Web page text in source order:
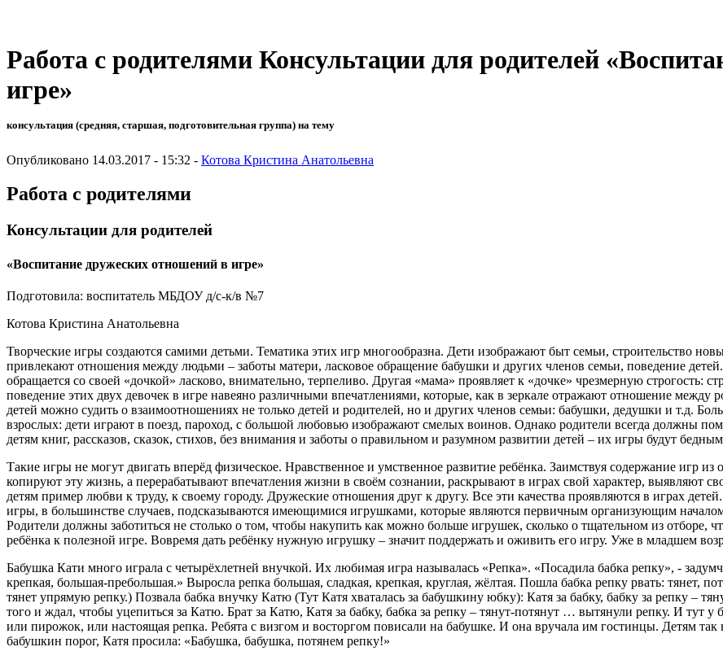
Работа с родителями Консультации для родителей
игре»
консультация (средняя, старшая, подготовительная группа) на тему
Опубликовано 14.03.2017 - 15:32 - Котова Кристина Анатольевна
Работа с родителями
Консультации для родителей
«Воспитание дружеских отношений в игре»
Подготовила: воспитатель МБДОУ д/с-к/в №7
Котова Кристина Анатольевна
Творческие игры создаются самими детьми. Тематика этих игр многообразна. Дети изображают быт семьи, строительство
привлекают отношения между людьми – заботы матери, ласковое обращение бабушки и других членов семьи, поведение
обращается со своей «дочкой» ласково, внимательно, терпеливо. Другая «мама» проявляет к «дочке» чрезмерную строгость:
поведение этих двух девочек в игре навеяно различными впечатлениями, которые, как в зеркале отражают отношение между
детей можно судить о взаимоотношениях не только детей и родителей, но и других членов семьи: бабушки, дедушки и т.д.
взрослых: дети играют в поезд, пароход, с большой любовью изображают смелых воинов. Однако родители всегда должны
детям книг, рассказов, сказок, стихов, без внимания и заботы о правильном и разумном развитии детей – их игры будут
Такие игры не могут двигать вперёд физическое. Нравственное и умственное развитие ребёнка. Заимствуя содержание игр
копируют эту жизнь, а перерабатывают впечатления жизни в своём сознании, раскрывают в играх свой характер, выявляют
детям пример любви к труду, к своему городу. Дружеские отношения друг к другу. Все эти качества проявляются в играх
игры, в большинстве случаев, подсказываются имеющимися игрушками, которые являются первичным организующим
Родители должны заботиться не столько о том, чтобы накупить как можно больше игрушек, сколько о тщательном из
ребёнка к полезной игре. Вовремя дать ребёнку нужную игрушку – значит поддержать и оживить его игру. Уже в младшем
Бабушка Кати много играла с четырёхлетней внучкой. Их любимая игра называлась «Репка». «Посадила бабка репку», -
крепкая, большая-пребольшая.» Выросла репка большая, сладкая, крепкая, круглая, жёлтая. Пошла бабка репку рвать: тянет,
тянет упрямую репку.) Позвала бабка внучку Катю (Тут Катя хваталась за бабушкину юбку): Катя за бабку, бабку за репку –
того и ждал, чтобы уцепиться за Катю. Брат за Катю, Катя за бабку, бабка за репку – тянут-потянут … вытянули репку. И тут у
или пирожок, или настоящая репка. Ребята с визгом и восторгом повисали на бабушке. И она вручала им гостинцы. Детям так
бабушкин порог, Катя просила: «Бабушка, бабушка, потянем репку!»